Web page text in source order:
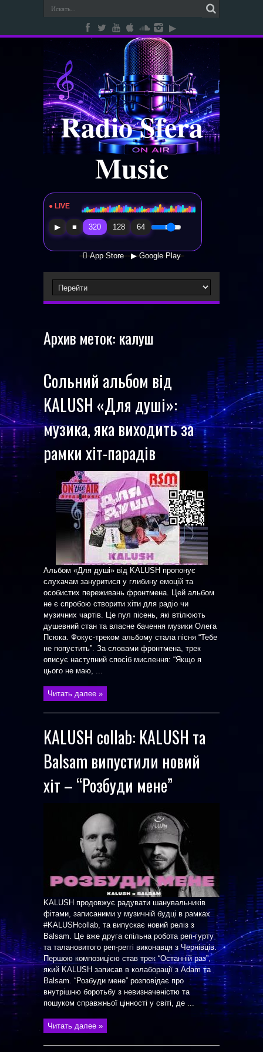
Radio Sfera
Music
● LIVE Radio Sfera Music
▶ ■ 320 128 64
 App Store ▶ Google Play
Архив меток: калуш
Сольний альбом від
KALUSH «Для душі»:
музика, яка виходить за
рамки хіт-парадів
Альбом «Для душі» від KALUSH пропонує
слухачам зануритися у глибину емоцій та
особистих переживань фронтмена. Цей альбом
не є спробою створити хіти для радіо чи
музичних чартів. Це пул пісень, які втілюють
душевний стан та власне бачення музики Олега
Псюка. Фокус-треком альбому стала пісня “Тебе
не попустить”. За словами фронтмена, трек
описує наступний спосіб мислення: “Якщо я
цього не маю, ...
Читать далее »
KALUSH collab: KALUSH та
Balsam випустили новий
хіт – “Розбуди мене”
KALUSH продовжує радувати шанувальників
фітами, записаними у музичній будці в рамках
#KALUSHcollab, та випускає новий реліз з
Balsam. Це вже друга спільна робота реп-гурту
та талановитого реп-реггі виконавця з Чернівців.
Першою композицією став трек “Останній раз”,
який KALUSH записав в колаборації з Adam та
Balsam. “Розбуди мене” розповідає про
внутрішню боротьбу з невизначеністю та
пошуком справжньої цінності у світі, де ...
Читать далее »